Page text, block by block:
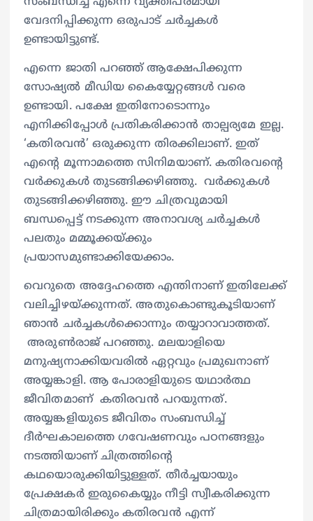
വേദനിപ്പിക്കുന്ന ഒരുപാട് ചര്‍ച്ചകള്‍
ഉണ്ടായിട്ടുണ്ട്.
എന്നെ ജാതി പറഞ്ഞ് ആക്ഷേപിക്കുന്ന
സോഷ്യല്‍ മീഡിയ കൈയ്യേറ്റങ്ങള്‍ വരെ
ഉണ്ടായി. പക്ഷേ ഇതിനോടൊന്നും
എനിക്കിപ്പോള്‍ പ്രതികരിക്കാന്‍ താല്പര്യമേ ഇല്ല.
‘കതിരവന്‍’ ഒരുക്കുന്ന തിരക്കിലാണ്. ഇത്
എന്‍റെ മൂന്നാമത്തെ സിനിമയാണ്. കതിരവന്‍റെ
വര്‍ക്കുകള്‍ തുടങ്ങിക്കഴിഞ്ഞു. വര്‍ക്കുകള്‍
തുടങ്ങിക്കഴിഞ്ഞു. ഈ ചിത്രവുമായി
ബന്ധപ്പെട്ട് നടക്കുന്ന അനാവശ്യ ചര്‍ച്ചകള്‍
പലതും മമ്മൂക്കയ്ക്കും
പ്രയാസമുണ്ടാക്കിയേക്കാം.
വെറുതെ അദ്ദേഹത്തെ എന്തിനാണ് ഇതിലേക്ക്
വലിച്ചിഴയ്ക്കുന്നത്. അതുകൊണ്ടുകൂടിയാണ്
ഞാന്‍ ചര്‍ച്ചകള്‍ക്കൊന്നും തയ്യാറാവാത്തത്.
അരുണ്‍രാജ് പറഞ്ഞു. മലയാളിയെ
മനുഷ്യനാക്കിയവരില്‍ ഏറ്റവും പ്രമുഖനാണ്
അയ്യങ്കാളി. ആ പോരാളിയുടെ യഥാര്‍ത്ഥ
ജീവിതമാണ് കതിരവന്‍ പറയുന്നത്.
അയ്യങ്കളിയുടെ ജീവിതം സംബന്ധിച്ച്
ദീര്‍ഘകാലത്തെ ഗവേഷണവും പഠനങ്ങളും
നടത്തിയാണ് ചിത്രത്തിന്‍റെ
കഥയൊരുക്കിയിട്ടുള്ളത്. തീര്‍ച്ചയായും
പ്രേക്ഷകര്‍ ഇരുകൈയ്യും നീട്ടി സ്വീകരിക്കുന്ന
ചിത്രമായിരിക്കും കതിരവന്‍ എന്ന്